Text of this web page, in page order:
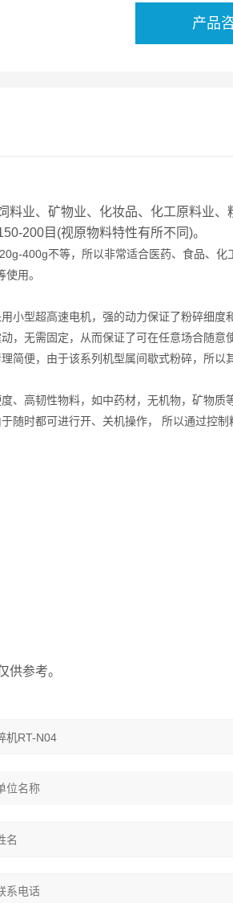
产品
料业、矿物业、化妆品、化工原料业
200目(视原物料特性有所不同)。
400g不等，所以非常适合医药、食品、化
用。
小型超高速电机，强的动力保证了粉碎细度
，无需固定，从而保证了可在任意场合随意
简便，由于该系列机型属间歇式粉碎，所
、高韧性物料，如中药材，无机物，矿物质
随时都可进行开、关机操作， 所以通过控
供参考。